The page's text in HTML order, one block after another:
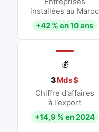
installées au Maroc
+42 % en 10 ans
💰
3Mds $
Chiffre d'affaires
à l'export
+14,9 % en 2024